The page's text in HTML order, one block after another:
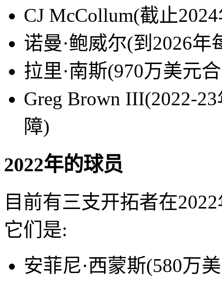
CJ McCollum(截止
诺曼·鲍威尔(到2026年
拉里·南斯(970万美元
Greg Brown III(2022-
障)
2022年的球员
目前有三支开拓者在
它们是:
安菲尼·西蒙斯(580万